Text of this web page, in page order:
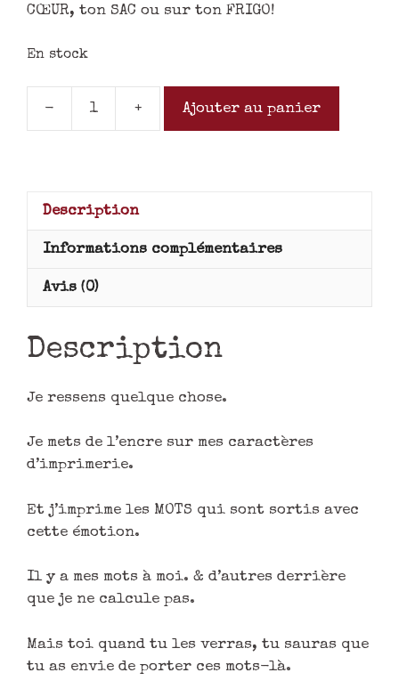
CŒUR, ton SAC ou sur ton FRIGO!
En stock
- + Ajouter au panier
Description
Informations complémentaires
Avis (0)
Description
Je ressens quelque chose.
Je mets de l’encre sur mes caractères
d’imprimerie.
Et j’imprime les MOTS qui sont sortis avec
cette émotion.
Il y a mes mots à moi. & d’autres derrière
que je ne calcule pas.
Mais toi quand tu les verras, tu sauras que
tu as envie de porter ces mots-là.